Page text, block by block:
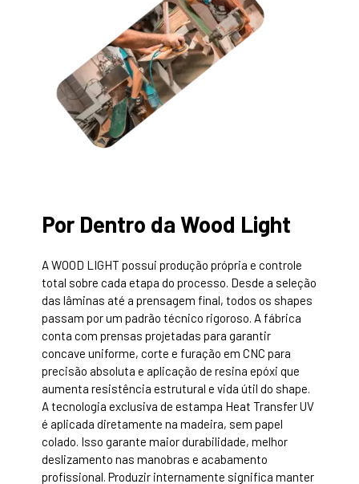
Por Dentro da Wood Light
A WOOD LIGHT possui produção própria e controle
total sobre cada etapa do processo. Desde a seleção
das lâminas até a prensagem final, todos os shapes
passam por um padrão técnico rigoroso. A fábrica
conta com prensas projetadas para garantir
concave uniforme, corte e furação em CNC para
precisão absoluta e aplicação de resina epóxi que
aumenta resistência estrutural e vida útil do shape.
A tecnologia exclusiva de estampa Heat Transfer UV
é aplicada diretamente na madeira, sem papel
colado. Isso garante maior durabilidade, melhor
deslizamento nas manobras e acabamento
profissional. Produzir internamente significa manter